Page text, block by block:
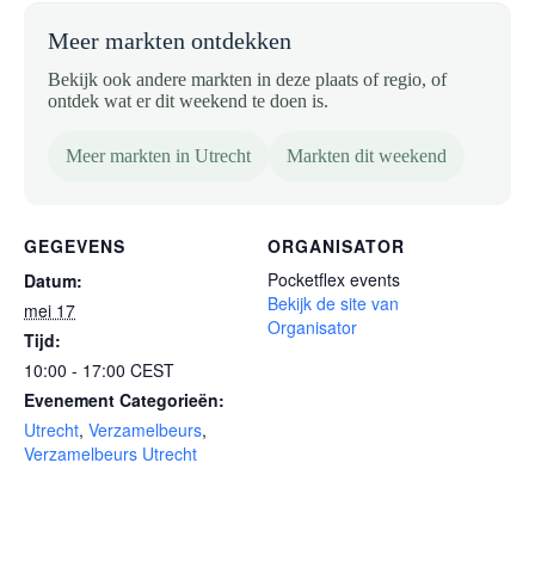
Meer markten ontdekken
Bekijk ook andere markten in deze plaats of regio, of
ontdek wat er dit weekend te doen is.
Meer markten in Utrecht Markten dit weekend
GEGEVENS
Datum:
mei 17
Tijd:
10:00 - 17:00 CEST
Evenement Categorieën:
Utrecht, Verzamelbeurs,
Verzamelbeurs Utrecht
ORGANISATOR
Pocketflex events
Bekijk de site van
Organisator